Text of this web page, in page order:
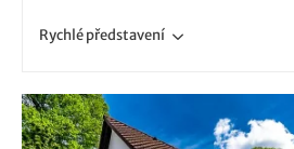
Rychlépředstavení